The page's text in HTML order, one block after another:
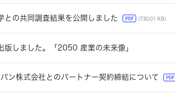
との共同調査結果を公開しました PDF (730.01 KB)
版しました。「2050 産業の未来像」
パン株式会社とのパートナー契約締結について PDF